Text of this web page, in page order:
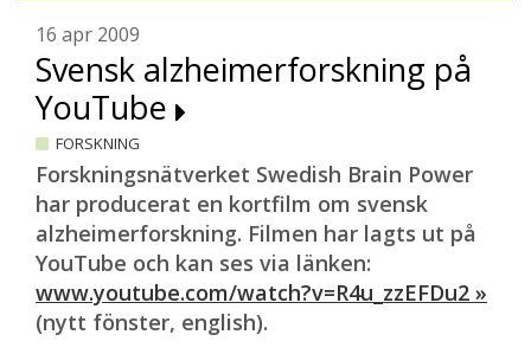
16 apr 2009
Svensk alzheimerforskning på
YouTube
FORSKNING
Forskningsnätverket Swedish Brain Power
har producerat en kortfilm om svensk
alzheimerforskning. Filmen har lagts ut på
YouTube och kan ses via länken:
www.youtube.com/watch?v=R4u_zzEFDu2 »
(nytt fönster, english).